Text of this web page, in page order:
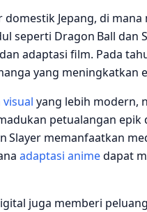
Jepang, di
seperti Dragon Ball dan
adaptasi film. Pada
yang meningkatkan
visual yang lebih modern,
petualangan
Slayer memanfaatkan
adaptasi animedapat
juga memberi